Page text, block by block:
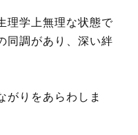
理学上無理な状態で
同調があり、深い絆
がりをあらわしま